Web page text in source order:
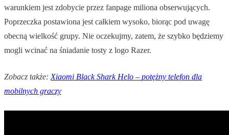
warunkiem jest zdobycie przez fanpage miliona obserwujących.
Poprzeczka postawiona jest całkiem wysoko, biorąc pod uwagę
obecną wielkość grupy. Nie oczekujmy, zatem, że szybko będziemy
mogli wcinać na śniadanie tosty z logo Razer.
Zobacz także: Xiaomi Black Shark Helo – potężny telefon dla
mobilnych graczy